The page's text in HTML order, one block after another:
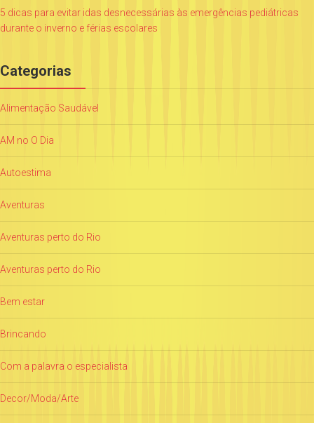
5 dicas para evitar idas desnecessárias às emergências pediátricas
durante o inverno e férias escolares
Categorias
Alimentação Saudável
AM no O Dia
Autoestima
Aventuras
Aventuras perto do Rio
Aventuras perto do Rio
Bem estar
Brincando
Com a palavra o especialista
Decor/Moda/Arte